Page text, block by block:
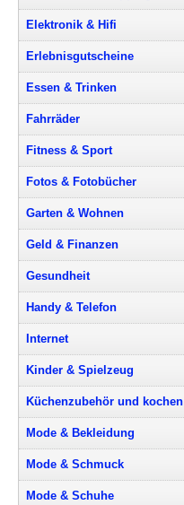
Elektronik & Hifi
Erlebnisgutscheine
Essen & Trinken
Fahrräder
Fitness & Sport
Fotos & Fotobücher
Garten & Wohnen
Geld & Finanzen
Gesundheit
Handy & Telefon
Internet
Kinder & Spielzeug
Küchenzubehör und kochen
Mode & Bekleidung
Mode & Schmuck
Mode & Schuhe